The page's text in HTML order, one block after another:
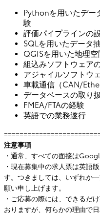
Pythonを用いたデー
験
評価パイプラインの
SQLを用いたデータ
QGISを用いた地理
組込みソフトウェア
アジャイルソフトウ
車載通信（CAN/
データベースの取り
FMEA/FTAの経験
英語での業務遂行
注意事項
・通常、すべての面接は
・現在募集中の求人票は英語
す。つきましては、いずれか
願い申し上げます。
・ご応募の際には、できるだ
おりますが、何らかの理由で